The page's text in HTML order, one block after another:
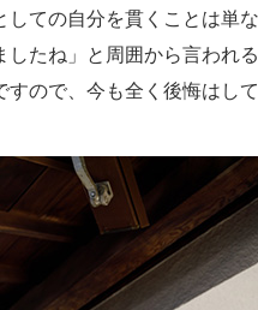
ての自分を貫くことは単
したね」と周囲から言われ
ので、今も全く後悔はして